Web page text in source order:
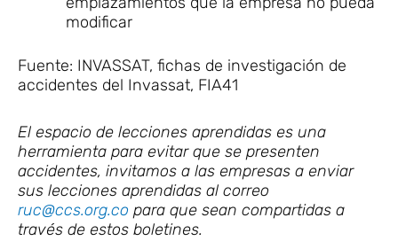
modificar
Fuente: INVASSAT, fichas de investigación de
accidentes del Invassat, FIA41
El espacio de lecciones aprendidas es una
herramienta para evitar que se presenten
accidentes, invitamos a las empresas a enviar
sus lecciones aprendidas al correo
ruc@ccs.org.co para que sean compartidas a
través de estos boletines.